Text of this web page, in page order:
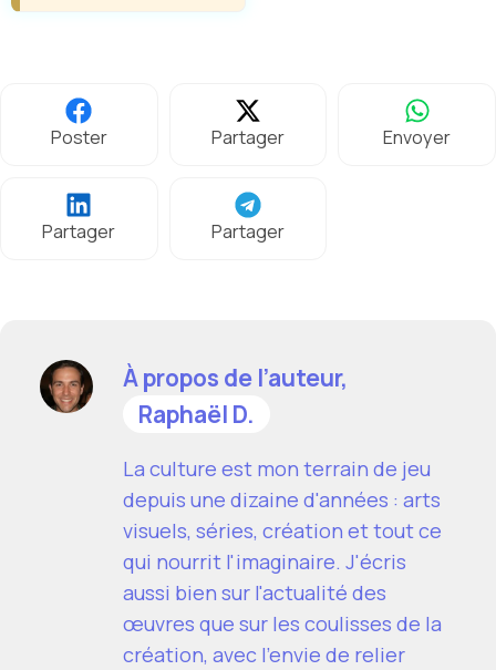
Poster Partager Envoyer
Partager Partager
À propos de l’auteur,
Raphaël D.
La culture est mon terrain de jeu
depuis une dizaine d'années : arts
visuels, séries, création et tout ce
qui nourrit l'imaginaire. J'écris
aussi bien sur l'actualité des
œuvres que sur les coulisses de la
création, avec l'envie de relier